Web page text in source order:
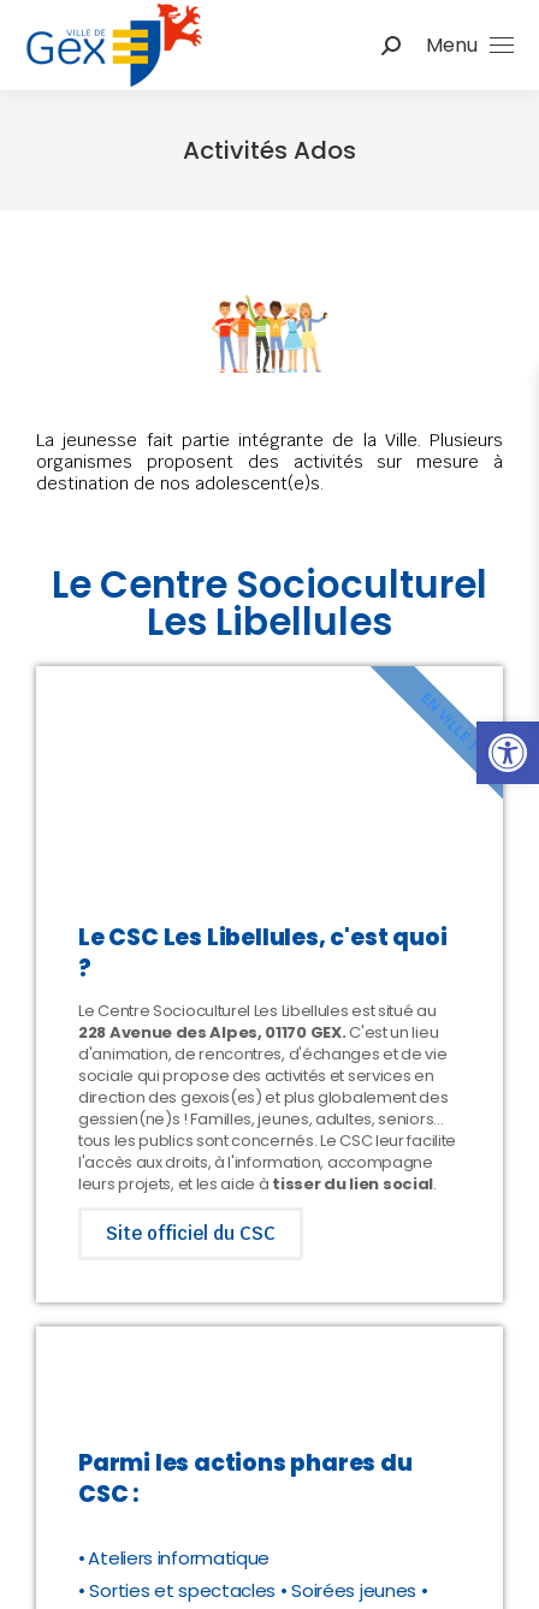
Ouvrir
Menu
Activités Ados
La jeunesse fait partie intégrante de la Ville. Plusieurs
organismes proposent des activités sur mesure à
destination de nos adolescent(e)s.
Le Centre Socioculturel
Les Libellules
Le CSC Les Libellules, c'est quoi
?
Le Centre Socioculturel Les Libellules est situé au
228 Avenue des Alpes, 01170 GEX.C'est un lieu
d'animation, de rencontres, d'échanges et de vie
sociale qui propose des activités et services en
direction des gexois(es) et plus globalement des
gessien(ne)s ! Familles, jeunes, adultes, seniors...
tous les publics sont concernés. Le CSC leur facilite
l'accès aux droits, à l'information, accompagne
leurs projets, et les aide à tisser du lien social.
Site officiel du CSC
EN VILLE !
Parmi les actions phares du
CSC :
•Ateliers informatique
• Sorties et spectacles • Soirées jeunes •